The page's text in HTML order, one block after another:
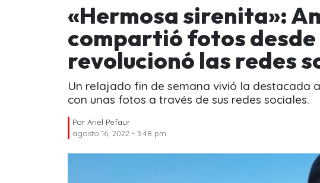
«Hermosa sirenita»:
compartió fotos desde
revolucionó las redes
Un relajado fin de semana vivió la destacada
con unas fotos a través de sus redes sociales.
Por Ariel Pefaur
agosto 16, 2022 - 3:48 pm